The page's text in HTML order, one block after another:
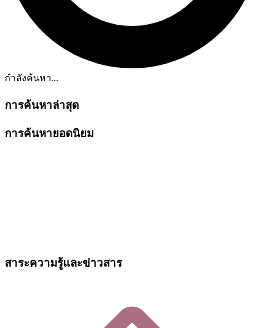
กำลังค้นหา...
การค้นหาล่าสุด
การค้นหายอดนิยม
สาระความรู้และข่าวสาร